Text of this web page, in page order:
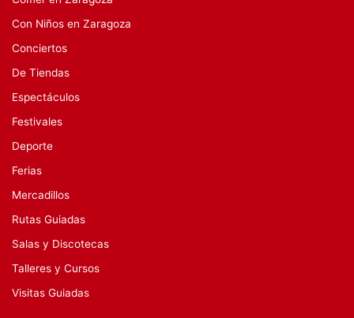
Con Niños en Zaragoza
Conciertos
De Tiendas
Espectáculos
Festivales
Deporte
Ferias
Mercadillos
Rutas Guiadas
Salas y Discotecas
Talleres y Cursos
Visitas Guiadas